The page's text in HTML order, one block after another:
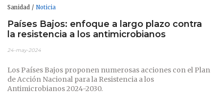
Sanidad Noticia
Países Bajos: enfoque a largo plazo contra
la resistencia a los antimicrobianos
24-may-2024
Los Países Bajos proponen numerosas acciones con el Plan
de Acción Nacional para la Resistencia a los
Antimicrobianos 2024-2030.